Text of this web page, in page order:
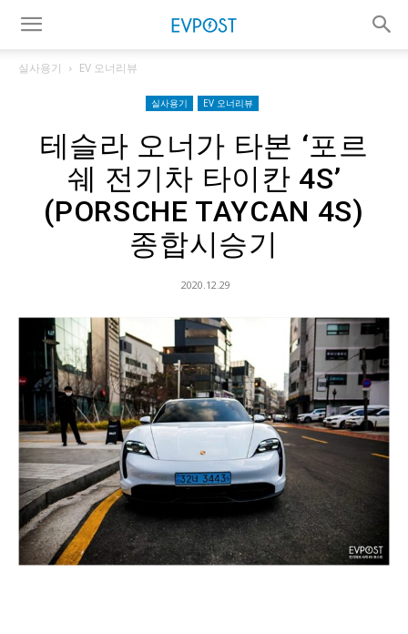
실사용기 EV 오너리뷰
실사용기 EV 오너리뷰
테슬라 오너가 타본 ‘포르
쉐 전기차 타이칸 4S’
(PORSCHE TAYCAN 4S)
종합시승기
2020.12.29